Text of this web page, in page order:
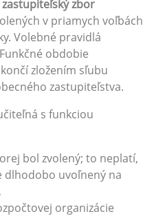
zbor
v priamych voľbách
Volebné pravidlá
obdobie
zložením sľubu
zastupiteľstva.
s funkciou
bol zvolený; to neplatí,
dlhodobo uvoľnený na
organizácie